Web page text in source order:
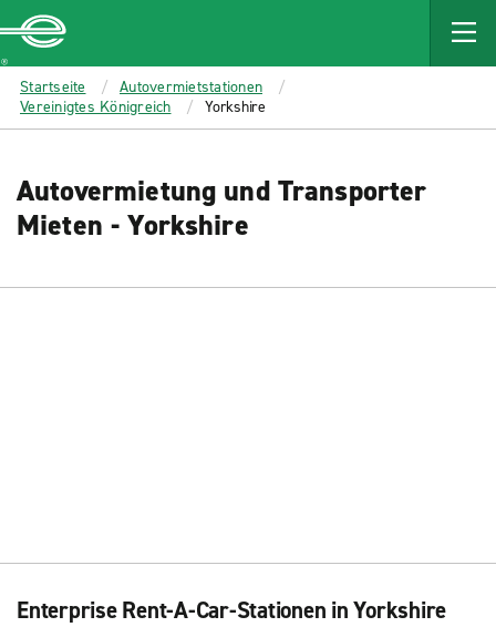
MAIN
CONTENT
Enterprise
Startseite
Autovermietstationen
Vereinigtes Königreich
Yorkshire
Autovermietung und Transporter
Mieten - Yorkshire
Enterprise Rent-A-Car-Stationen in Yorkshire